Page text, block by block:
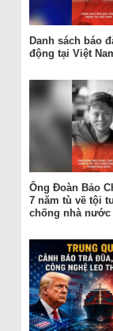
Danh sách báo
động tại Việt
Ông Đoàn Bảo
7 năm tù về tội
chống nhà nước